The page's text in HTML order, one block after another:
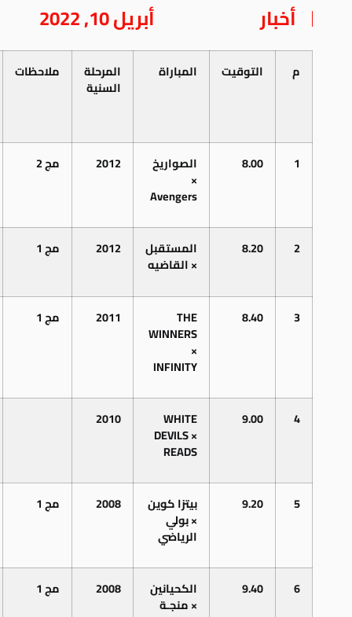
أخبار أبريل 10, 2022
م التوقيت المباراة المرحلة
السنية
ملاحظات
1
8.00 الصواريخ
×
Avengers
2012 مج 2
2
8.20 المستقبل
× القاضيه
2012 مج 1
3
8.40
THE
WINNERS
×
INFINITY
2011 مج 1
4
9.00
WHITE
DEVILS×
READS
2010
5
9.20 بيتزا كوين
× بولي
الرياضي
2008 مج 1
6
9.40 الكحيانين
× منجـة
2008 مج 1